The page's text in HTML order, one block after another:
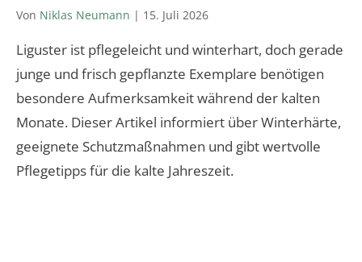
Von Niklas Neumann | 15. Juli 2026
Liguster ist pflegeleicht und winterhart, doch gerade
junge und frisch gepflanzte Exemplare benötigen
besondere Aufmerksamkeit während der kalten
Monate. Dieser Artikel informiert über Winterhärte,
geeignete Schutzmaßnahmen und gibt wertvolle
Pflegetipps für die kalte Jahreszeit.